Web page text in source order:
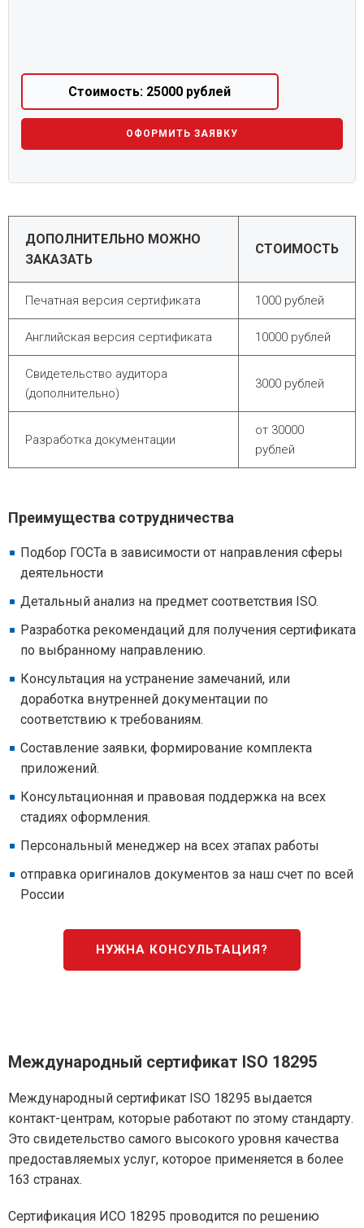
Стоимость: 25000 рублей
ОФОРМИТЬ ЗАЯВКУ
ДОПОЛНИТЕЛЬНО МОЖНО
ЗАКАЗАТЬ
СТОИМОСТЬ
Печатная версия сертификата 1000 рублей
Английская версия сертификата 10000 рублей
Свидетельство аудитора
(дополнительно)
3000 рублей
Разработка документации
от 30000
рублей
Преимущества сотрудничества
Подбор ГОСТа в зависимости от направления сферы
деятельности
Детальный анализ на предмет соответствия ISO.
Разработка рекомендаций для получения сертификата
по выбранному направлению.
Консультация на устранение замечаний, или
доработка внутренней документации по
соответствию к требованиям.
Составление заявки, формирование комплекта
приложений.
Консультационная и правовая поддержка на всех
стадиях оформления.
Персональный менеджер на всех этапах работы
отправка оригиналов документов за наш счет по всей
России
НУЖНА КОНСУЛЬТАЦИЯ?
Международный сертификат ISO 18295
Международный сертификат ISO 18295 выдается
контакт-центрам, которые работают по этому стандарту.
Это свидетельство самого высокого уровня качества
предоставляемых услуг, которое применяется в более
163 странах.
Сертификация ИСО 18295 проводится по решению